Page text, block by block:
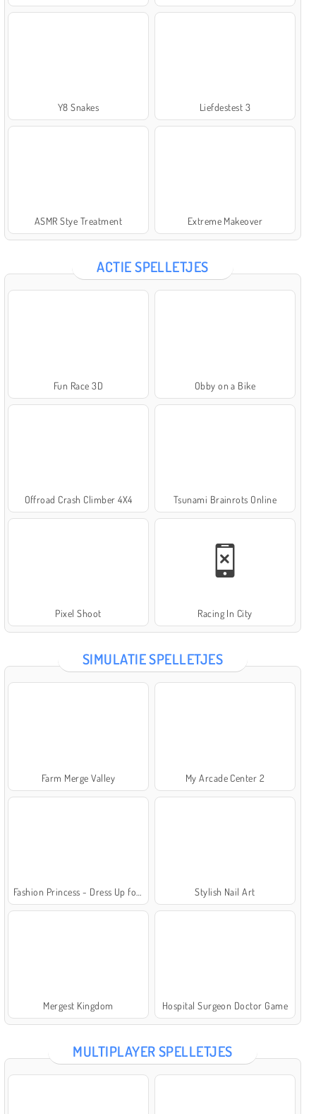
Y8 Snakes Liefdestest 3
ASMR Stye Treatment Extreme Makeover
ACTIE SPELLETJES
Fun Race 3D Obby on a Bike
Offroad Crash Climber 4X4 Tsunami Brainrots Online
Pixel Shoot Racing In City
SIMULATIE SPELLETJES
Farm Merge Valley My Arcade Center 2
Stylish Nail Art
Mergest Kingdom Hospital Surgeon Doctor Game
MULTIPLAYER SPELLETJES